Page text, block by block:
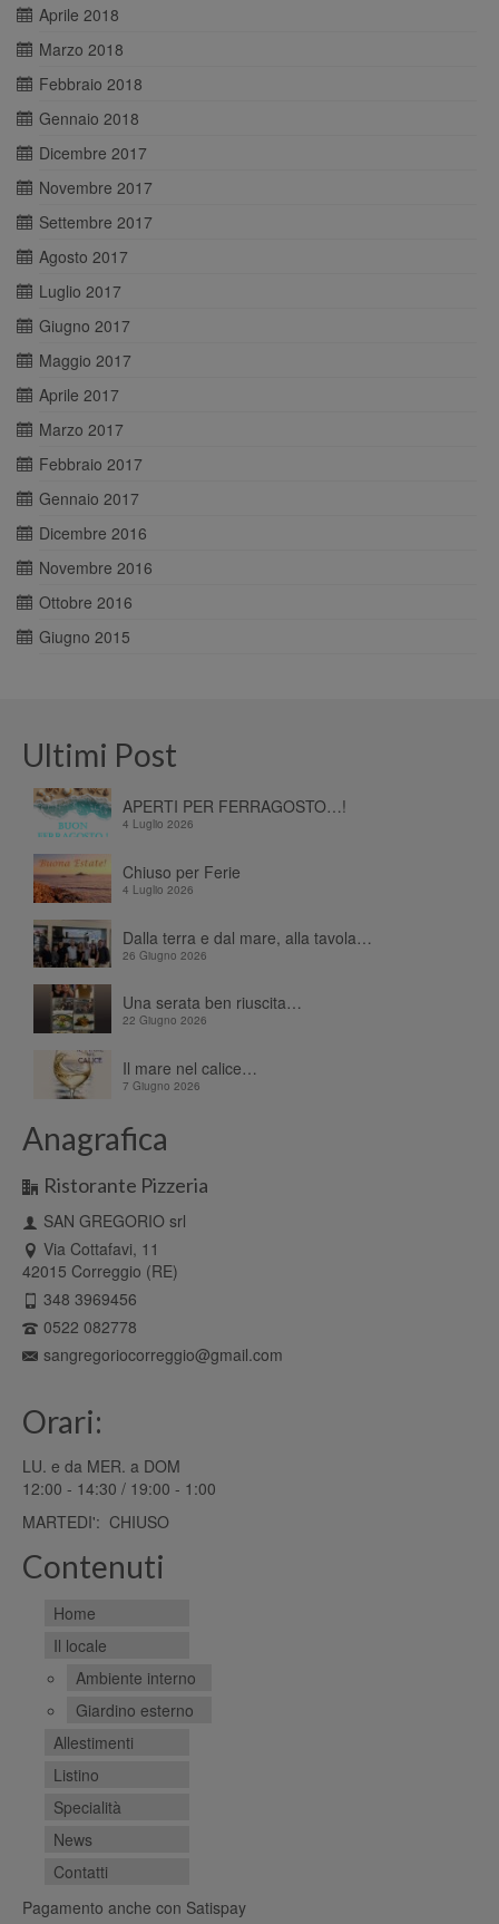
Aprile 2018
Marzo 2018
Febbraio 2018
Gennaio 2018
Dicembre 2017
Novembre 2017
Settembre 2017
Agosto 2017
Luglio 2017
Giugno 2017
Maggio 2017
Aprile 2017
Marzo 2017
Febbraio 2017
Gennaio 2017
Dicembre 2016
Novembre 2016
Ottobre 2016
Giugno 2015
Ultimi Post
APERTI PER FERRAGOSTO…!
4 Luglio 2026
Chiuso per Ferie
4 Luglio 2026
Dalla terra e dal mare, alla tavola…
26 Giugno 2026
Una serata ben riuscita…
22 Giugno 2026
Il mare nel calice…
7 Giugno 2026
Anagrafica
Ristorante Pizzeria
SAN GREGORIO srl
Via Cottafavi, 11
42015 Correggio (RE)
348 3969456
0522 082778
sangregoriocorreggio@gmail.com
Orari:
LU. e da MER. a DOM
12:00 - 14:30 / 19:00 - 1:00
MARTEDI': CHIUSO
Contenuti
Home
Il locale
Ambiente interno
Giardino esterno
Allestimenti
Listino
Specialità
News
Contatti
Pagamento anche con Satispay